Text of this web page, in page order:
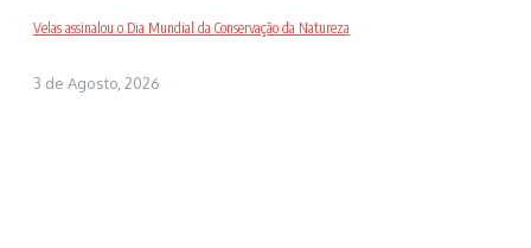
Velas assinalou o Dia Mundial da Conservação da Natureza
3 de Agosto, 2026